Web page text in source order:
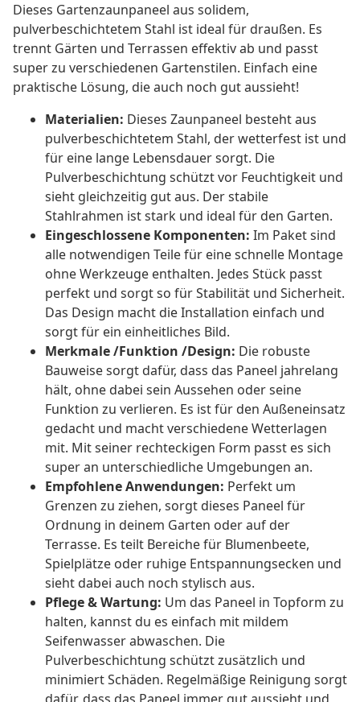
Dieses Gartenzaunpaneel aus solidem,
pulverbeschichtetem Stahl ist ideal für draußen. Es
trennt Gärten und Terrassen effektiv ab und passt
super zu verschiedenen Gartenstilen. Einfach eine
praktische Lösung, die auch noch gut aussieht!
Materialien: Dieses Zaunpaneel besteht aus
pulverbeschichtetem Stahl, der wetterfest ist und
für eine lange Lebensdauer sorgt. Die
Pulverbeschichtung schützt vor Feuchtigkeit und
sieht gleichzeitig gut aus. Der stabile
Stahlrahmen ist stark und ideal für den Garten.
Eingeschlossene Komponenten: Im Paket sind
alle notwendigen Teile für eine schnelle Montage
ohne Werkzeuge enthalten. Jedes Stück passt
perfekt und sorgt so für Stabilität und Sicherheit.
Das Design macht die Installation einfach und
sorgt für ein einheitliches Bild.
Merkmale /Funktion /Design: Die robuste
Bauweise sorgt dafür, dass das Paneel jahrelang
hält, ohne dabei sein Aussehen oder seine
Funktion zu verlieren. Es ist für den Außeneinsatz
gedacht und macht verschiedene Wetterlagen
mit. Mit seiner rechteckigen Form passt es sich
super an unterschiedliche Umgebungen an.
Empfohlene Anwendungen: Perfekt um
Grenzen zu ziehen, sorgt dieses Paneel für
Ordnung in deinem Garten oder auf der
Terrasse. Es teilt Bereiche für Blumenbeete,
Spielplätze oder ruhige Entspannungsecken und
sieht dabei auch noch stylisch aus.
Pflege & Wartung: Um das Paneel in Topform zu
halten, kannst du es einfach mit mildem
Seifenwasser abwaschen. Die
Pulverbeschichtung schützt zusätzlich und
minimiert Schäden. Regelmäßige Reinigung sorgt